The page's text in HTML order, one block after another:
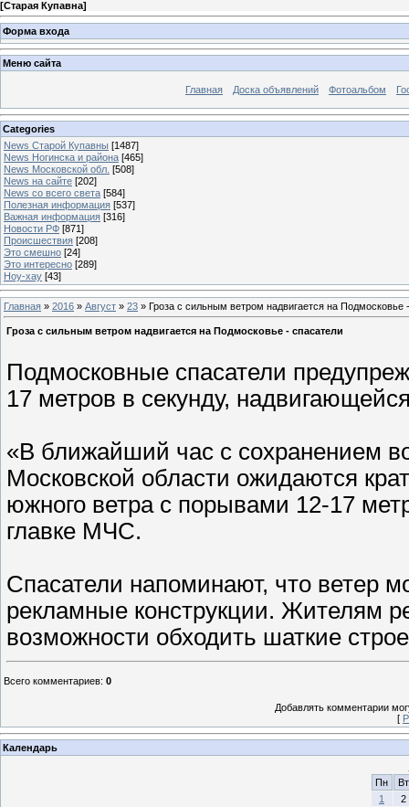
[Старая Купавна]
Форма входа
Меню сайта
Главная Доска объявлений Фотоальбом
Categories
News Старой Купавны [1487]
News Ногинска и района [465]
News Московской обл. [508]
News на сайте [202]
News со всего света [584]
Полезная информация [537]
Важная информация [316]
Новости РФ [871]
Происшествия [208]
Это смешно [24]
Это интересно [289]
Ноу-хау [43]
Главная » 2016 » Август » 23 » Гроза с сильным ветром надвигается на Подмосковье
Гроза с сильным ветром надвигается на Подмосковье - спасатели
Подмосковные спасатели
17 метров в секунду,
«В ближайший час с сохранением
Московской области ожидаются
южного ветра с порывами 12-17
главке МЧС.
Спасатели напоминают, что ветер
рекламные конструкции. Жителям
возможности обходить шаткие
Всего комментариев: 0
Добавлять комментарии
[
Календарь
Пн
Вт
1
2